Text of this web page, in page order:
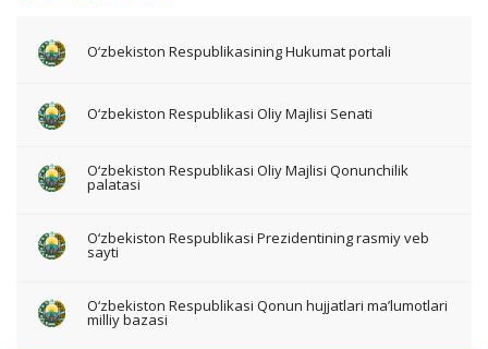
O‘zbekiston Respublikasining Hukumat portali
O‘zbekiston Respublikasi Oliy Majlisi Senati
O‘zbekiston Respublikasi Oliy Majlisi Qonunchilik
palatasi
O‘zbekiston Respublikasi Prezidentining rasmiy veb
sayti
O‘zbekiston Respublikasi Qonun hujjatlari ma’lumotlari
milliy bazasi